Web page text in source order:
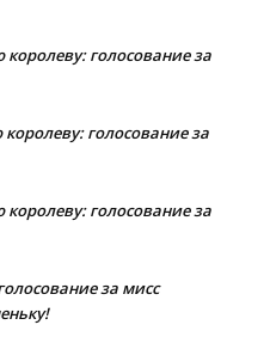
голосование за
голосование за
голосование за
за мисс